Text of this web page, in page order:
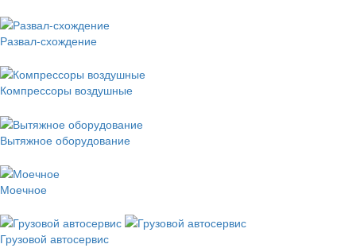
Развал-схождение
Компрессоры воздушные
Вытяжное оборудование
Моечное
Грузовой автосервис